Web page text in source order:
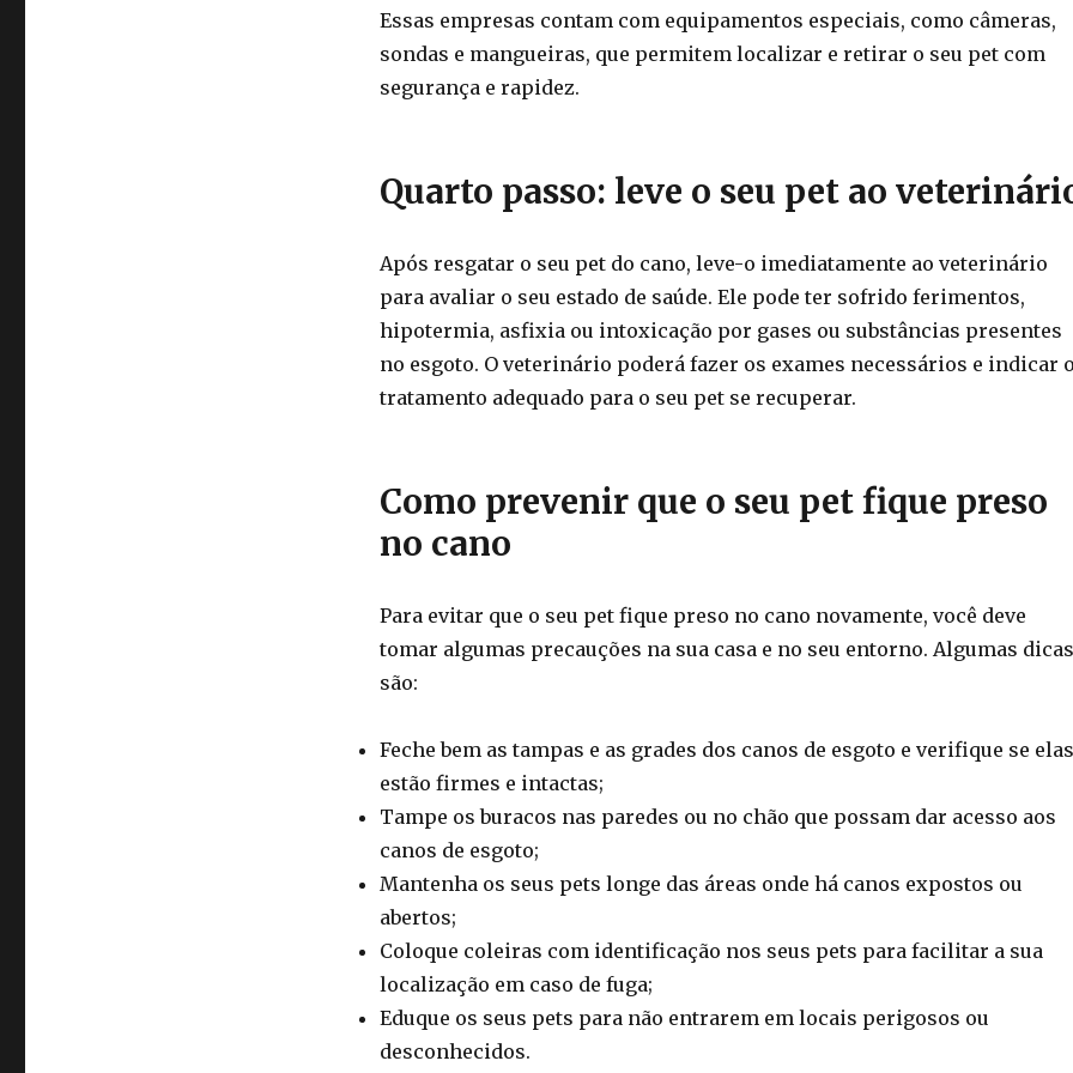
Essas empresas contam com equipamentos especiais, como câmeras,
sondas e mangueiras, que permitem localizar e retirar o seu pet com
segurança e rapidez.
Quarto passo: leve o seu pet ao
Após resgatar o seu pet do cano, leve-o imediatamente ao veterinário
para avaliar o seu estado de saúde. Ele pode ter sofrido ferimentos,
hipotermia, asfixia ou intoxicação por gases ou substâncias presentes
no esgoto. O veterinário poderá fazer os exames necessários e indicar
tratamento adequado para o seu pet se recuperar.
Como prevenir que o seu pet fique preso
no cano
Para evitar que o seu pet fique preso no cano novamente, você deve
tomar algumas precauções na sua casa e no seu entorno. Algumas dicas
são:
Feche bem as tampas e as grades dos canos de esgoto e verifique se elas
estão firmes e intactas;
Tampe os buracos nas paredes ou no chão que possam dar acesso aos
canos de esgoto;
Mantenha os seus pets longe das áreas onde há canos expostos ou
abertos;
Coloque coleiras com identificação nos seus pets para facilitar a sua
localização em caso de fuga;
Eduque os seus pets para não entrarem em locais perigosos ou
desconhecidos.